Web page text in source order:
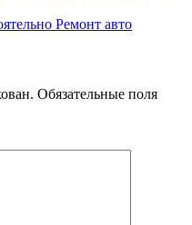
Ремонт авто
Обязательные поля